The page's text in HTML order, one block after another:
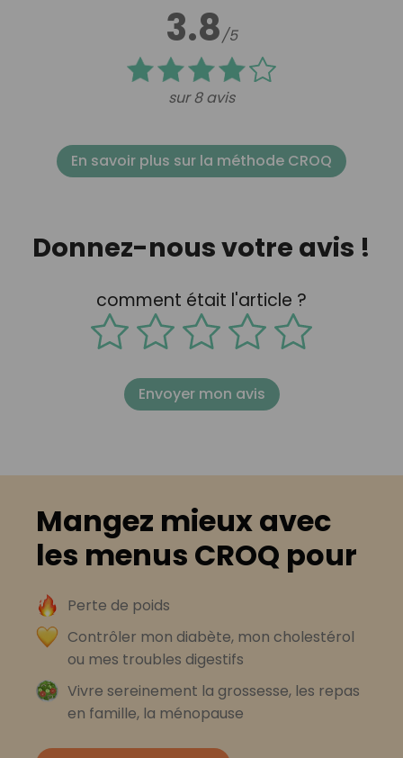
3.8/5
sur 8 avis
En savoir plus sur la méthode CROQ
Donnez-nous votre avis !
comment était l'article ?
Envoyer mon avis
Mangez mieux avec
les menus CROQ pour
Perte de poids
Contrôler mon diabète, mon cholestérol
ou mes troubles digestifs
Vivre sereinement la grossesse, les repas
en famille, la ménopause